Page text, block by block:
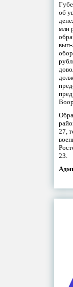
об
млн
вып-
27,
23.